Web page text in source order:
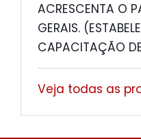
ACRESCENTA O
GERAIS.
CAPACITAÇÃO
Veja todas as